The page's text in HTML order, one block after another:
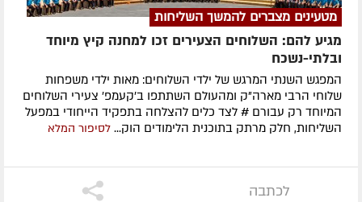
מטעינים מצברים להמשך השליחות
מגיע להם: השלוחים הצעירים זכו למחנה קיץ מיוחד
ובלתי-נשכח
המפגש השנתי המרגש של ילדי השלוחים: מאות ילדי משפחות
שלוחי הרבי מארה"ק ומהעולם השתתפו ב'קעמפ' צעירי השלוחים
המיוחד רק עבורם # לצד כלים להצלחה בתפקיד הייחודי במפעל
השליחות, חלק מרתק בתוכנית הלימודים הוק... לסיפור המלא
לכתבה